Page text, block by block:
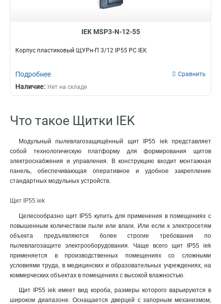
IEK MSP3-N-12-55
Корпус пластиковый ЩУРн-П 3/12 IP55 PC IEK
Подробнее Сравнить
Наличие: Нет на складе
Что такое Щитки IEK
Модульный пылевлагозащищённый щит IP55 iek представляет
собой технологическую платформу для формирования щитов
электроснабжения и управления. В конструкцию входит монтажная
панель, обеспечивающая оперативное и удобное закрепление
стандартных модульных устройств.
Щит IP55 iek
Целесообразно щит IP55 купить для применения в помещениях с
повышенным количеством пыли или влаги. Или если к электросетям
объекта предъявляются более строгие требования по
пылевлагозащите электрооборудования. Чаще всего щит IP55 iek
применяется в производственных помещениях со сложными
условиями труда, в медицинских и образовательных учреждениях, на
коммерческих объектах в помещениях с высокой влажностью.
Щит IP55 iek имеет вид короба, размеры которого варьируются в
широком диапазоне. Оснащается дверцей с запорным механизмом,